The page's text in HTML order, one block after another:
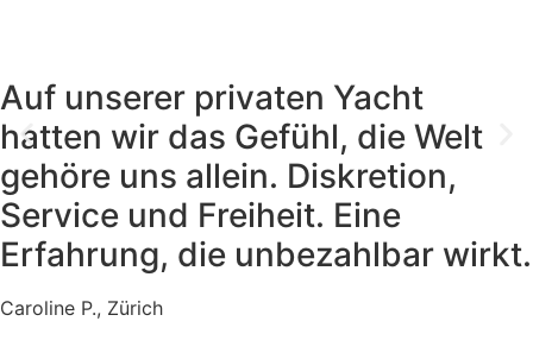
Auf unserer privaten Yacht
hatten wir das Gefühl, die Welt
gehöre uns allein. Diskretion,
Service und Freiheit. Eine
Erfahrung, die unbezahlbar wirkt.
Caroline P., Zürich